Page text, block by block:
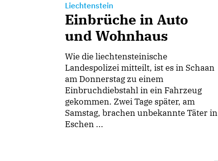
Liechtenstein
Einbrüche in Auto
und Wohnhaus
Wie die liechtensteinische
Landespolizei mitteilt, ist es in Schaan
am Donnerstag zu einem
Einbruchdiebstahl in ein Fahrzeug
gekommen. Zwei Tage später, am
Samstag, brachen unbekannte Täter in
Eschen ...